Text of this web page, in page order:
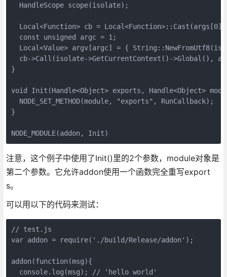
  HandleScope scope(isolate);
Local<Function> cb =
  const unsigned argc = 1;
Local<Value> argv[argc] = {
cb->Call(isolate->GetCurrentContext()->Global(),
}
void Init(Handle<Object> exports, Handle<Object>
  NODE_SET_METHOD(module, "exports", RunCallback);
}
NODE_MODULE(addon, Init)
注意，这个例子中使用了Init()里的2个参数，module对象是
第二个参数。它允许addon使用一个函数完全重写export
s。
可以用以下的代码来测试：
// test.js
var addon = require('./build/Release/addon');
addon(function(msg){
  console.log(msg); // 'hello world'